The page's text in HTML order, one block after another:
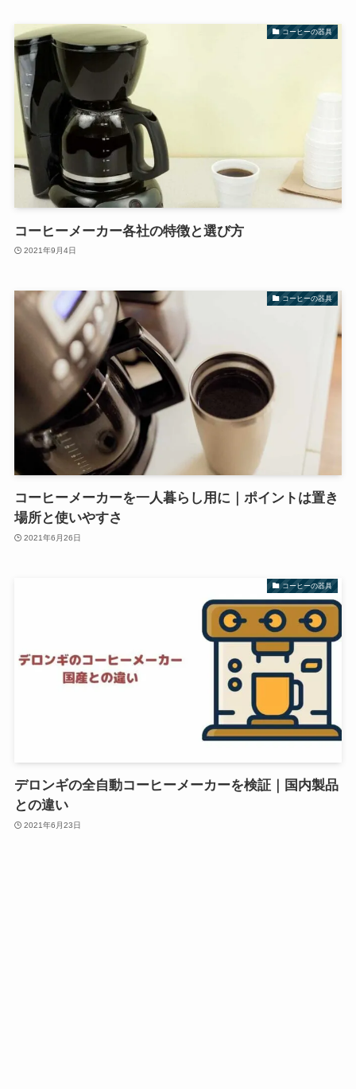
コーヒーの器具
コーヒーメーカー各社の特徴と選び方
2021年9月4日
コーヒーの器具
コーヒーメーカーを一人暮らし用に｜ポイントは置き
場所と使いやすさ
2021年6月26日
コーヒーの器具
デロンギの全自動コーヒーメーカーを検証｜国内製品
との違い
2021年6月23日